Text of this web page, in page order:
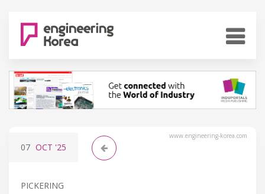
www.engineering-korea.com
07 OCT '25
PICKERING